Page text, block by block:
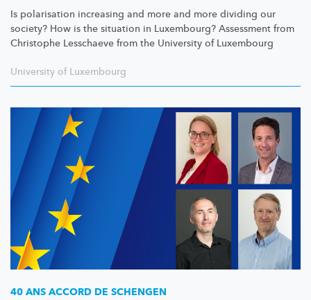
Is polarisation increasing and more and more dividing our
society? How is the situation in Luxembourg? Assessment from
Christophe Lesschaeve from the University of Luxembourg
University of Luxembourg
40 ANS ACCORD DE SCHENGEN